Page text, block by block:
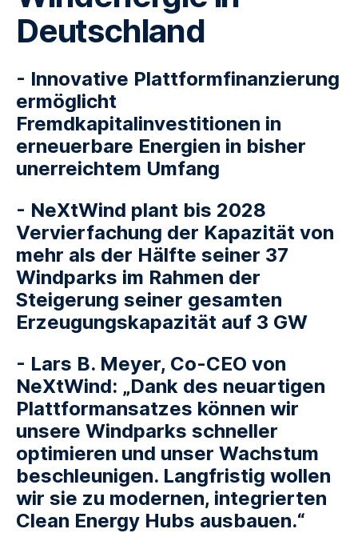
Deutschland
- Innovative Plattformfinanzierung
ermöglicht
Fremdkapitalinvestitionen in
erneuerbare Energien in bisher
unerreichtem Umfang
- NeXtWind plant bis 2028
Vervierfachung der Kapazität von
mehr als der Hälfte seiner 37
Windparks im Rahmen der
Steigerung seiner gesamten
Erzeugungskapazität auf 3 GW
- Lars B. Meyer, Co-CEO von
NeXtWind: „Dank des neuartigen
Plattformansatzes können wir
unsere Windparks schneller
optimieren und unser Wachstum
beschleunigen. Langfristig wollen
wir sie zu modernen, integrierten
Clean Energy Hubs ausbauen.“